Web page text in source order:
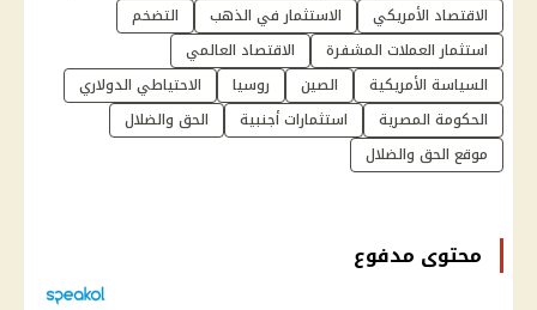
الاقتصاد الأمريكي
الاستثمار في الذهب
التضخم
استثمار العملات المشفرة
الاقتصاد العالمي
السياسة الأمريكية
الصين روسيا
الاحتياطي الدولاري
الحكومة المصرية
استثمارات أجنبية
الحق والضلال
موقع الحق والضلال
محتوى مدفوع